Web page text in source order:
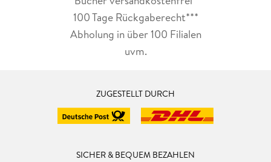
100 Tage Rückgaberecht***
Abholung in über 100 Filialen
uvm.
ZUGESTELLT DURCH
SICHER & BEQUEM BEZAHLEN